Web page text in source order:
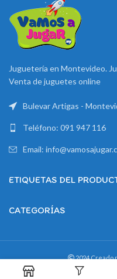
Juguetería en Montevideo.
Venta de juguetes online
Bulevar Artigas -
Teléfono: 091 947 116
Email:
ETIQUETAS DEL
CATEGORÍAS
2024 Creado